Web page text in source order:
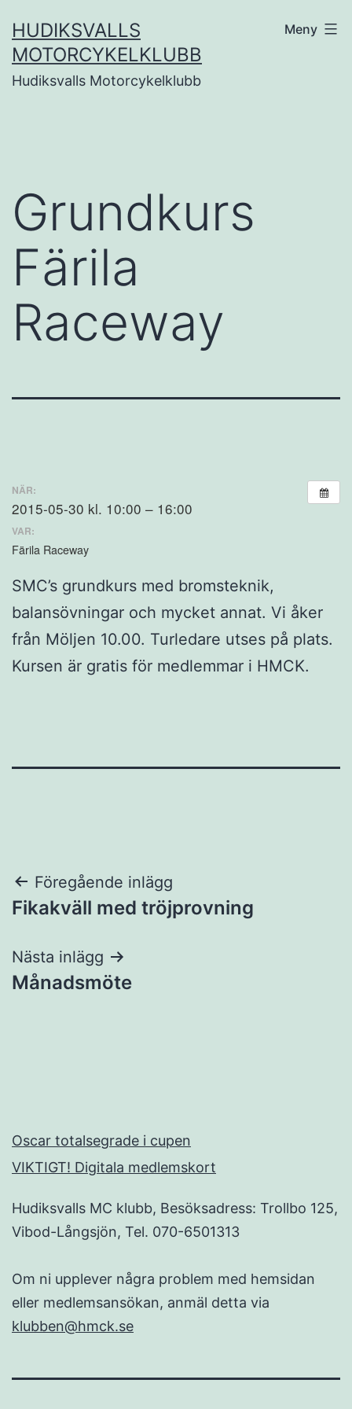
till
innehåll
HUDIKSVALLS
MOTORCYKELKLUBB
Hudiksvalls Motorcykelklubb
Meny
Grundkurs
Färila
Raceway
NÄR:
2015-05-30 kl. 10:00 – 16:00
VAR:
Färila Raceway
SMC’s grundkurs med bromsteknik,
balansövningar och mycket annat. Vi åker
från Möljen 10.00. Turledare utses på plats.
Kursen är gratis för medlemmar i HMCK.
Inläggsnavigering
Föregående inlägg
Fikakväll med tröjprovning
Nästa inlägg
Månadsmöte
Oscar totalsegrade i cupen
VIKTIGT! Digitala medlemskort
Hudiksvalls MC klubb, Besöksadress: Trollbo 125,
Vibod-Långsjön, Tel. 070-6501313
Om ni upplever några problem med hemsidan
eller medlemsansökan, anmäl detta via
klubben@hmck.se